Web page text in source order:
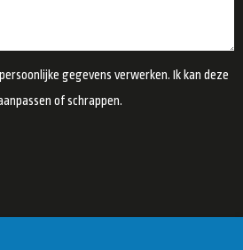
gegevens verwerken. Ik kan deze
of schrappen.